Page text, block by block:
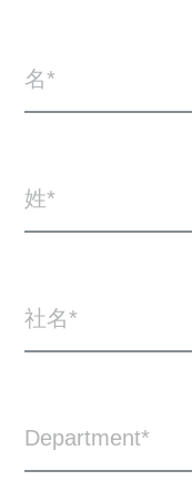
名
姓
社名
Department*